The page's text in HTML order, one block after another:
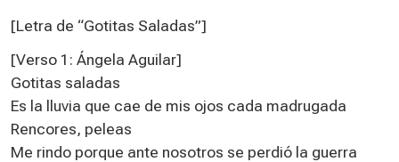
[Letra de “Gotitas Saladas”]
[Verso 1: Ángela Aguilar]
Gotitas saladas
Es la lluvia que cae de mis ojos cada madrugada
Rencores, peleas
Me rindo porque ante nosotros se perdió la guerra